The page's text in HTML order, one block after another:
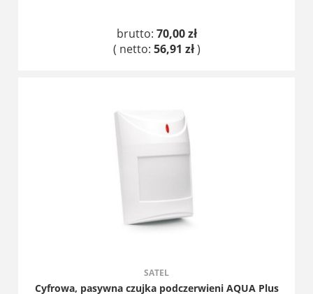
brutto: 70,00 zł
( netto: 56,91 zł)
SATEL
Cyfrowa, pasywna czujka podczerwieni AQUA Plus